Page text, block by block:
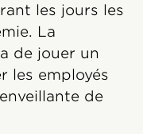
les jours les
La
de jouer un
les employés
de